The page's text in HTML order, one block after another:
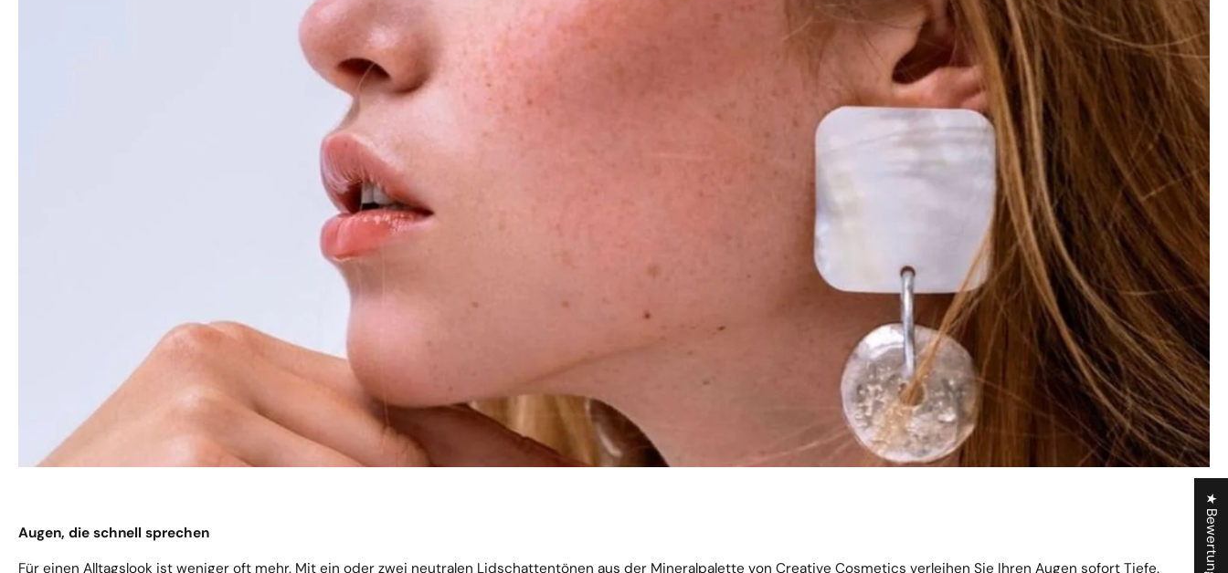
Augen, die schnell sprechen
Für einen Alltagslook ist weniger oft mehr. Mit ein oder zwei neutralen Lidschattentönen aus der Mineralpalette von Creative Cosmetics verleihen Sie Ihren Augen sofort Tiefe.
★ Bewertungen